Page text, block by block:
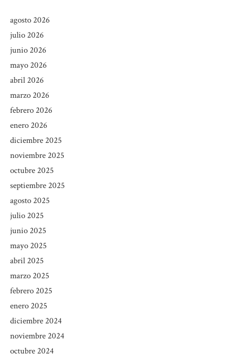
agosto 2026
julio 2026
junio 2026
mayo 2026
abril 2026
marzo 2026
febrero 2026
enero 2026
diciembre 2025
noviembre 2025
octubre 2025
septiembre 2025
agosto 2025
julio 2025
junio 2025
mayo 2025
abril 2025
marzo 2025
febrero 2025
enero 2025
diciembre 2024
noviembre 2024
octubre 2024